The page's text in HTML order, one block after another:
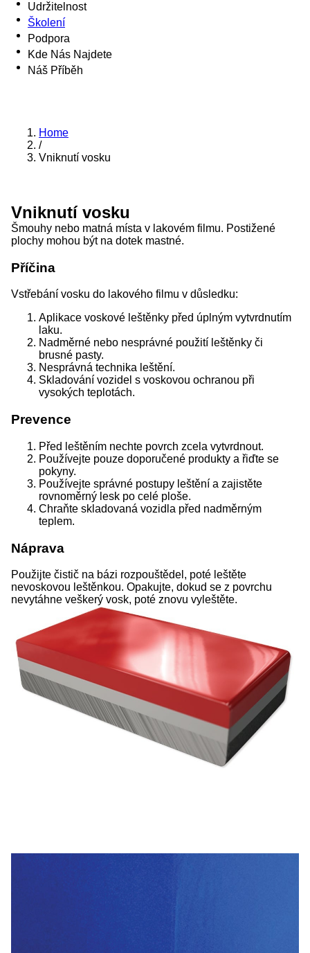
Udržitelnost
Školení
Podpora
Kde Nás Najdete
Náš Příběh
Home
/
Vniknutí vosku
Vniknutí vosku
Šmouhy nebo matná místa v lakovém filmu. Postižené
plochy mohou být na dotek mastné.
Příčina
Vstřebání vosku do lakového filmu v důsledku:
Aplikace voskové leštěnky před úplným vytvrdnutím
laku.
Nadměrné nebo nesprávné použití leštěnky či
brusné pasty.
Nesprávná technika leštění.
Skladování vozidel s voskovou ochranou při
vysokých teplotách.
Prevence
Před leštěním nechte povrch zcela vytvrdnout.
Používejte pouze doporučené produkty a řiďte se
pokyny.
Používejte správné postupy leštění a zajistěte
rovnoměrný lesk po celé ploše.
Chraňte skladovaná vozidla před nadměrným
teplem.
Náprava
Použijte čistič na bázi rozpouštědel, poté leštěte
nevoskovou leštěnkou. Opakujte, dokud se z povrchu
nevytáhne veškerý vosk, poté znovu vyleštěte.